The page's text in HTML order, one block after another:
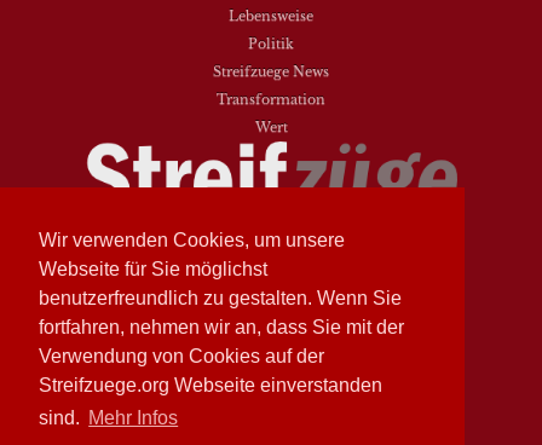
Wir verwenden Cookies, um unsere
Webseite für Sie möglichst
benutzerfreundlich zu gestalten. Wenn Sie
fortfahren, nehmen wir an, dass Sie mit der
Verwendung von Cookies auf der
Streifzuege.org Webseite einverstanden
sind. Mehr Infos
Lebensweise
Politik
Streifzuege News
Transformation
Wert
StreifzügeNr. 93 - Frühling 2026
StreifzügeNr. 94 - Herbst 2026
NEUESTE BEITRÄGE
Vielfalt heißt zwischen den Welten übersetzen
Dasein als Fortsein